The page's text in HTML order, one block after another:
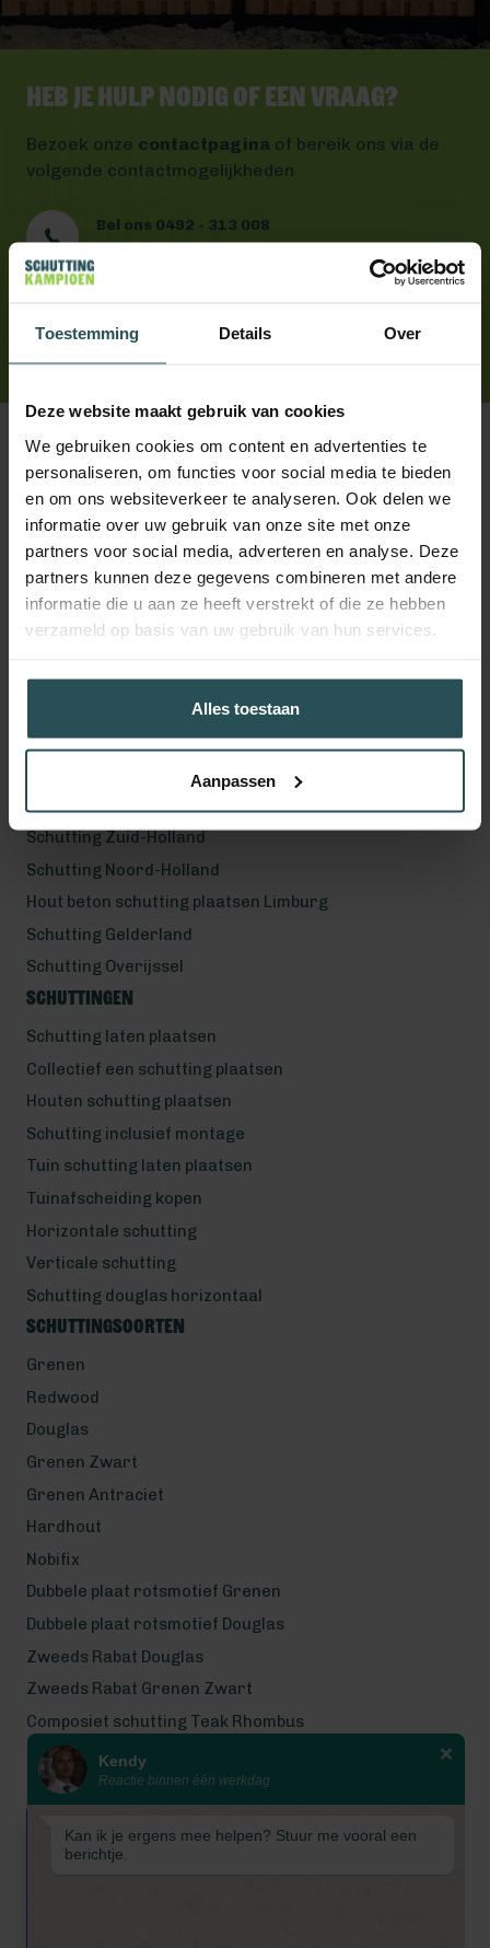
Toestemming Details Over
Deze website maakt gebruik van cookies
We gebruiken cookies om content en advertenties te
personaliseren, om functies voor social media te bieden
en om ons websiteverkeer te analyseren. Ook delen we
informatie over uw gebruik van onze site met onze
partners voor social media, adverteren en analyse. Deze
partners kunnen deze gegevens combineren met andere
informatie die u aan ze heeft verstrekt of die ze hebben
verzameld op basis van uw gebruik van hun services.
Alles toestaan
Aanpassen
Wij zijn even met bouwvak! Van 7
tot en met 16 augustus is
Heb je hulp nodig of een vraag?
Bezoek onze contactpagina of bereik ons via de
volgende contactmogelijkheden
Bel ons 0492 - 313 008
Wij helpen je graag verder
App ons
Volg ons!
Werkgebied
Hout beton schutting plaatsen Helmond
Hout beton schutting plaatsen Vught
Hout beton schutting plaatsen Den Bosch
Hout beton schutting plaatsen Uden
Schutting Noord-Brabant
Schutting Zuid-Holland
Schutting Noord-Holland
Hout beton schutting plaatsen Limburg
Schutting Gelderland
Schutting Overijssel
Schuttingen
Schutting laten plaatsen
Collectief een schutting plaatsen
Houten schutting plaatsen
Schutting inclusief montage
Tuin schutting laten plaatsen
Tuinafscheiding kopen
Horizontale schutting
Verticale schutting
Schutting douglas horizontaal
Schuttingsoorten
Grenen
Redwood
Douglas
Grenen Zwart
Grenen Antraciet
Hardhout
Nobifix
Dubbele plaat rotsmotief Grenen
Dubbele plaat rotsmotief Douglas
Zweeds Rabat Douglas
Zweeds Rabat Grenen Zwart
Composiet schutting Teak Rhombus
Wij werken met eerlijke
gecertificeerde houtsoorten
Kendy
Reactie binnen één werkdag
Kan ik je ergens mee helpen? Stuur me vooral een
berichtje.